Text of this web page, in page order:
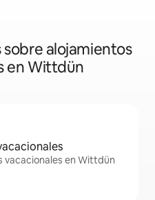
sobre alojamientos
en Wittdün
vacacionales en Wittdün